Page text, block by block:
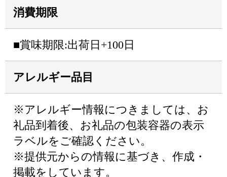
消費期限
■賞味期限:出荷日+100日
アレルギー品目
※アレルギー情報につきましては、お
礼品到着後、お礼品の包装容器の表示
ラベルをご確認ください。
※提供元からの情報に基づき、作成・
掲載をしています。